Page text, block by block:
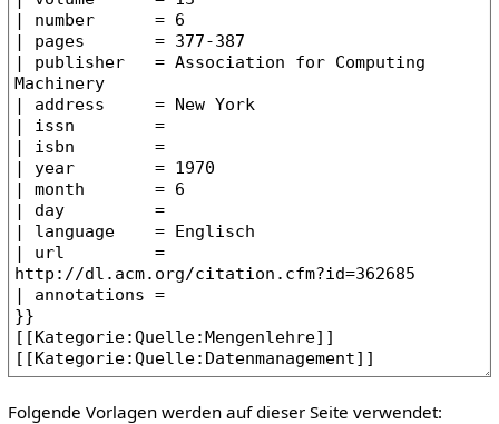
Folgende Vorlagen werden auf dieser Seite verwendet: